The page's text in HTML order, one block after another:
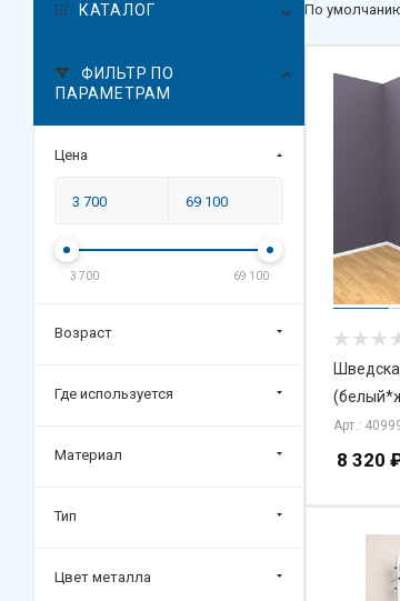
По
Арт.:
8 320
КАТАЛОГ
ФИЛЬТР ПО
ПАРАМЕТРАМ
Цена
3 700 69 100
Возраст
Где используется
Материал
Тип
Цвет металла